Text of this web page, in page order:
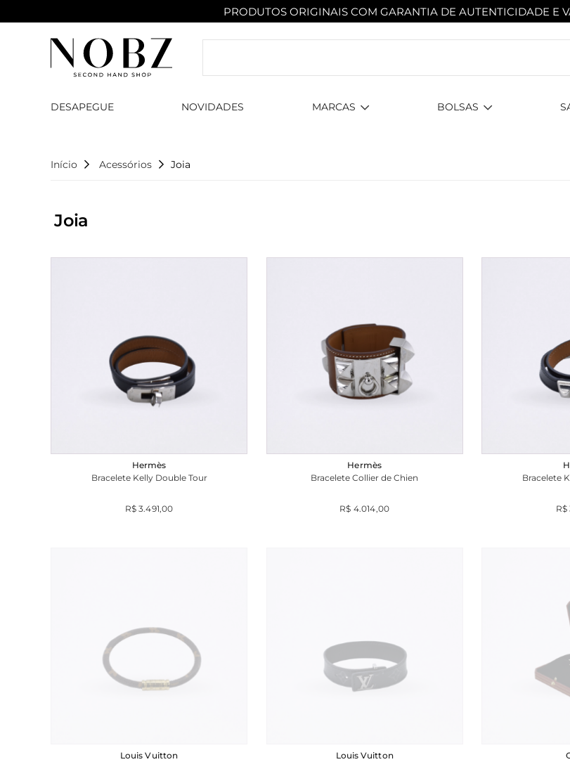
PRODUTOS ORIGINAIS COM GARANTIA DE AUTENTICIDADE E
DESAPEGUE NOVIDADES MARCAS BOLSAS
Início Acessórios Joia
Joia
Hermès
Bracelete Kelly Double Tour
R$ 3.491,00
Hermès
Bracelete Collier de Chien
R$ 4.014,00
Bracelete
R$
Louis Vuitton
Louis Vuitton